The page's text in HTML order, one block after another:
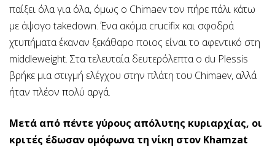
παίξει όλα για όλα, όμως ο Chimaev τον πήρε πάλι κάτω
με άψογο takedown. Ένα ακόμα crucifix και σφοδρά
χτυπήματα έκαναν ξεκάθαρο ποιος είναι το αφεντικό στη
middleweight. Στα τελευταία δευτερόλεπτα ο du Plessis
βρήκε μια στιγμή ελέγχου στην πλάτη του Chimaev, αλλά
ήταν πλέον πολύ αργά.
Μετά από πέντε γύρους απόλυτης κυριαρχίας, οι
κριτές έδωσαν ομόφωνα τη νίκη στον Khamzat